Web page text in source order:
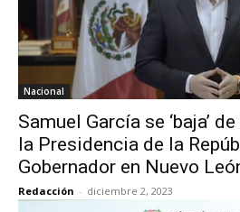
Nacional
Samuel García se ‘baja’
la Presidencia de la
Gobernador en Nuevo
Redacción - diciembre 2, 2023